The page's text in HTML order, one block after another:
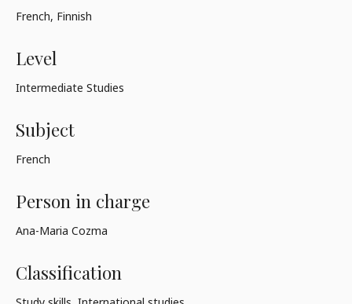
French, Finnish
Level
Intermediate Studies
Subject
French
Person in charge
Ana-Maria Cozma
Classification